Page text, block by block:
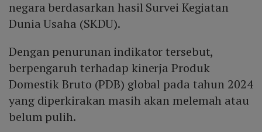
negara berdasarkan hasil Survei Kegiatan
Dunia Usaha (SKDU).
Dengan penurunan indikator tersebut,
berpengaruh terhadap kinerja Produk
Domestik Bruto (PDB) global pada tahun 2024
yang diperkirakan masih akan melemah atau
belum pulih.